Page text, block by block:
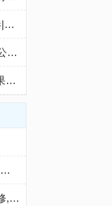
弥渡本地生活网 - 弥渡招聘|弥渡信息港|弥渡二手房
佛像厂家-玻璃钢佛像-铜佛像生产定制公司-朋豪佛像雕塑
手机铃声免费下载来电铃声_好听的苹果手机铃声_闹钟铃声大全 - 铃声多多
工业烤箱-红外线隧道炉-高温炉-深圳市兴海诚电热科技有限公司 - 八方资源网
上海建材网-上海建材市场,上海房屋装修,上海别墅装修,上海室内装修,上海装修家居,上海装修设计公司